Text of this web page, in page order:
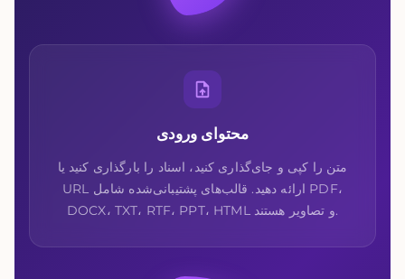
محتوای ورودی
متن را کپی و جای‌گذاری کنید، اسناد را بارگذاری کنید یا
URL ارائه دهید. قالب‌های پشتیبانی‌شده شامل PDF،
DOCX، TXT، RTF، PPT، HTML و تصاویر هستند.